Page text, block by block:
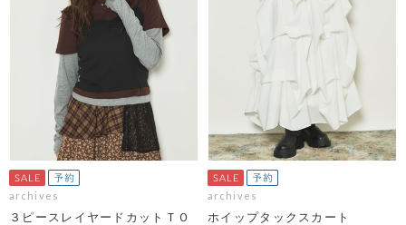
archives
３ピースレイヤードカットＴＯ
archives
ホイップタックスカート